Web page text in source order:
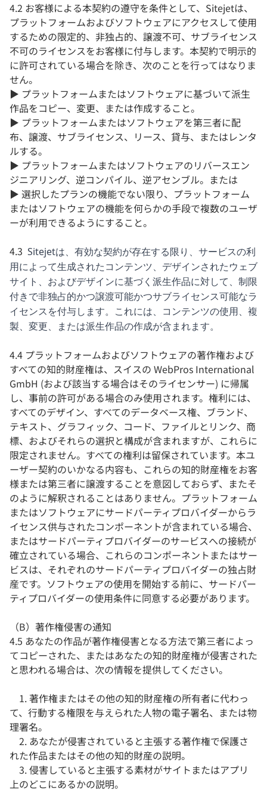
4.2 お客様による本契約の遵守を条件として、Sitejetは、
プラットフォームおよびソフトウェアにアクセスして使用
するための限定的、非独占的、譲渡不可、サブライセンス
不可のライセンスをお客様に付与します。本契約で明示的
に許可されている場合を除き、次のことを行ってはなりま
せん。
▶ プラットフォームまたはソフトウェアに基づいて派生
作品をコピー、変更、または作成すること。
▶ プラットフォームまたはソフトウェアを第三者に配
布、譲渡、サブライセンス、リース、貸与、またはレンタ
ルする。
▶ プラットフォームまたはソフトウェアのリバースエン
ジニアリング、逆コンパイル、逆アセンブル。または
▶ 選択したプランの機能でない限り、プラットフォーム
またはソフトウェアの機能を何らかの手段で複数のユーザ
ーが利用できるようにすること。
4.3 Sitejetは、有効な契約が存在する限り、サービスの利
用によって生成されたコンテンツ、デザインされたウェブ
サイト、およびデザインに基づく派生作品に対して、 制限
付きで非独占的かつ譲渡可能かつサブライセンス可能なラ
イセンスを付与します。これには、コンテンツの使用、複
製、変更、または派生作品の作成が含まれます。
4.4 プラットフォームおよびソフトウェアの著作権および
すべての知的財産権は、スイスの WebPros International
GmbH (および該当する場合はそのライセンサー) に帰属
し、事前の許可がある場合のみ使用されます。権利には、
すべてのデザイン、すべてのデータベース権、ブランド、
テキスト、グラフィック、コード、ファイルとリンク、商
標、およびそれらの選択と構成が含まれますが、これらに
限定されません。すべての権利は留保されています。本ユ
ーザー契約のいかなる内容も、これらの知的財産権をお客
様または第三者に譲渡することを意図しておらず、またそ
のように解釈されることはありません。プラットフォーム
またはソフトウェアにサードパーティプロバイダーからラ
イセンス供与されたコンポーネントが含まれている場合、
またはサードパーティプロバイダーのサービスへの接続が
確立されている場合、これらのコンポーネントまたはサー
ビスは、それぞれのサードパーティプロバイダーの独占財
産です。ソフトウェアの使用を開始する前に、サードパー
ティプロバイダーの使用条件に同意する必要があります。
（B）著作権侵害の通知
4.5 あなたの作品が著作権侵害となる方法で第三者によっ
てコピーされた、またはあなたの知的財産権が侵害された
と思われる場合は、次の情報を提供してください。
1. 著作権またはその他の知的財産権の所有者に代わっ
て、行動する権限を与えられた人物の電子署名、または物
理署名。
2. あなたが侵害されていると主張する著作権で保護さ
れた作品またはその他の知的財産の説明。
3. 侵害していると主張する素材がサイトまたはアプリ
上のどこにあるかの説明。